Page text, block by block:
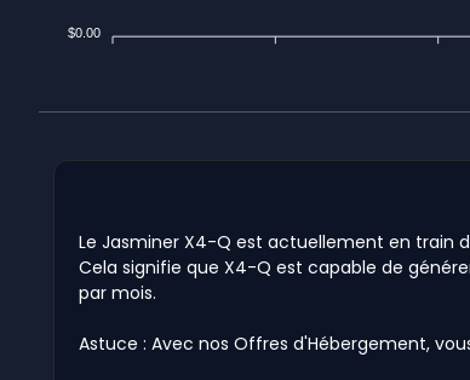
$0.00
Le Jasminer X4-Q est actuellement en train
Cela signifie que X4-Q est capable de
par mois.
Astuce : Avec nos Offres d'Hébergement,